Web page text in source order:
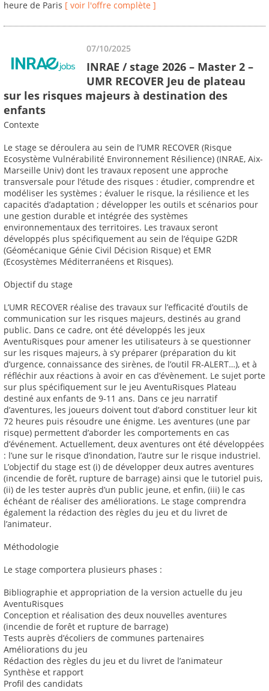
heure de Paris [ voir l'offre complète ]
07/10/2025
INRAE / stage 2026 – Master 2 –
UMR RECOVER Jeu de plateau
sur les risques majeurs à destination des
enfants
Contexte
Le stage se déroulera au sein de l’UMR RECOVER (Risque
Ecosystème Vulnérabilité Environnement Résilience) (INRAE, Aix-
Marseille Univ) dont les travaux reposent une approche
transversale pour l’étude des risques : étudier, comprendre et
modéliser les systèmes ; évaluer le risque, la résilience et les
capacités d’adaptation ; développer les outils et scénarios pour
une gestion durable et intégrée des systèmes
environnementaux des territoires. Les travaux seront
développés plus spécifiquement au sein de l’équipe G2DR
(Géomécanique Génie Civil Décision Risque) et EMR
(Ecosystèmes Méditerranéens et Risques).
Objectif du stage
L’UMR RECOVER réalise des travaux sur l’efficacité d’outils de
communication sur les risques majeurs, destinés au grand
public. Dans ce cadre, ont été développés les jeux
AventuRisques pour amener les utilisateurs à se questionner
sur les risques majeurs, à s’y préparer (préparation du kit
d’urgence, connaissance des sirènes, de l’outil FR-ALERT…), et à
réfléchir aux réactions à avoir en cas d’évènement. Le sujet porte
sur plus spécifiquement sur le jeu AventuRisques Plateau
destiné aux enfants de 9-11 ans. Dans ce jeu narratif
d’aventures, les joueurs doivent tout d’abord constituer leur kit
72 heures puis résoudre une énigme. Les aventures (une par
risque) permettent d’aborder les comportements en cas
d’événement. Actuellement, deux aventures ont été développées
: l’une sur le risque d’inondation, l’autre sur le risque industriel.
L’objectif du stage est (i) de développer deux autres aventures
(incendie de forêt, rupture de barrage) ainsi que le tutoriel puis,
(ii) de les tester auprès d’un public jeune, et enfin, (iii) le cas
échéant de réaliser des améliorations. Le stage comprendra
également la rédaction des règles du jeu et du livret de
l’animateur.
Méthodologie
Le stage comportera plusieurs phases :
Bibliographie et appropriation de la version actuelle du jeu
AventuRisques
Conception et réalisation des deux nouvelles aventures
(incendie de forêt et rupture de barrage)
Tests auprès d’écoliers de communes partenaires
Améliorations du jeu
Rédaction des règles du jeu et du livret de l’animateur
Synthèse et rapport
Profil des candidats